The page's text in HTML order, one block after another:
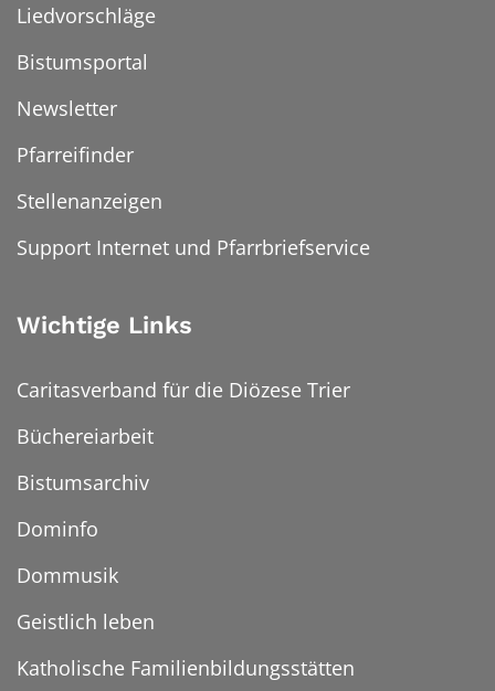
Liedvorschläge
Bistumsportal
Newsletter
Pfarreifinder
Stellenanzeigen
Support Internet und Pfarrbriefservice
Wichtige Links
Caritasverband für die Diözese Trier
Büchereiarbeit
Bistumsarchiv
Dominfo
Dommusik
Geistlich leben
Katholische Familienbildungsstätten